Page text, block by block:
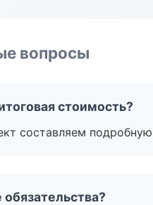
вопросы
стоимость?
составляем